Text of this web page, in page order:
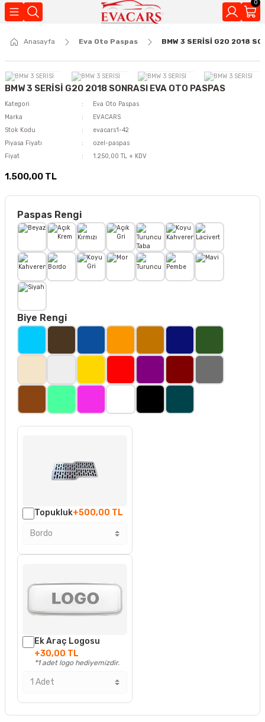
Geri Dön
0
Anasayfa Eva Oto Paspas BMW 3 SERİSİ G20 2018
BMW 3 SERİSİ G20 2018 SONRASI EVA OTO PASPAS
Kategori
Eva Oto Paspas
Marka
EVACARS
Stok Kodu
evacars1-42
Piyasa Fiyatı
ozel-paspas
Fiyat
1.250,00 TL + KDV
1.500,00 TL
Paspas Rengi
Biye Rengi
Topukluk+500,00 TL
Ek Araç Logosu
+30,00 TL
*1 adet logo hediyemizdir.